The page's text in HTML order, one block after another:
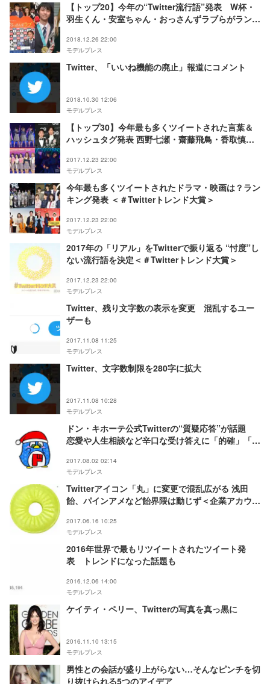
【トップ20】今年の“Twitter流行語”発表 W杯・
羽生くん・安室ちゃん・おっさんずラブらがランク
2018.12.26 22:00
モデルプレス
Twitter、「いいね機能の廃止」報道にコメント
2018.10.30 12:06
モデルプレス
【トップ30】今年最も多くツイートされた言葉＆
ハッシュタグ発表 西野七瀬・齋藤飛鳥・香取慎吾
2017.12.23 22:00
モデルプレス
今年最も多くツイートされたドラマ・映画は？ラン
キング発表 ＜＃Twitterトレンド大賞＞
2017.12.23 22:00
モデルプレス
2017年の「リアル」をTwitterで振り返る “忖度”し
ない流行語を決定＜＃Twitterトレンド大賞＞
2017.12.23 22:00
モデルプレス
Twitter、残り文字数の表示を変更 混乱するユー
ザーも
2017.11.08 11:25
モデルプレス
Twitter、文字数制限を280字に拡大
2017.11.08 10:28
モデルプレス
ドン・キホーテ公式Twitterの“質疑応答”が話題
恋愛や人生相談など辛口な受け答えに「的確」「斜
2017.08.02 02:14
モデルプレス
Twitterアイコン「丸」に変更で混乱広がる 浅田
飴、パインアメなど飴界隈は動じず＜企業アカウン
2017.06.16 10:25
モデルプレス
2016年世界で最もリツイートされたツイート発
表 トレンドになった話題も
2016.12.06 14:00
モデルプレス
ケイティ・ペリー、Twitterの写真を真っ黒に
2016.11.10 13:15
モデルプレス
男性との会話が盛り上がらない…そんなピンチを切
り抜けられる5つのアイデア